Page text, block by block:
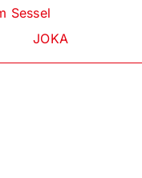
Sessel
JOKA